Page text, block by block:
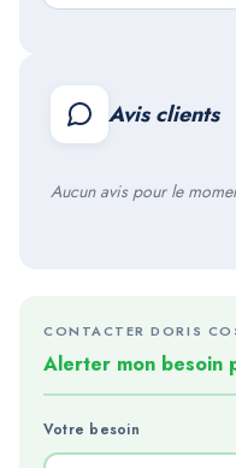
Avis clients
Aucun avis pour le
CONTACTER DORIS
Alerter mon besoin
Votre besoin